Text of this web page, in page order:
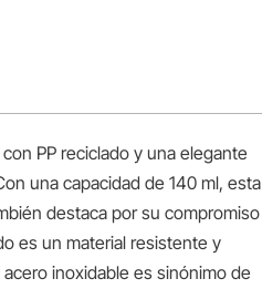
PP reciclado y una elegante
una capacidad de 140 ml, esta
destaca por su compromiso
es un material resistente y
inoxidable es sinónimo de